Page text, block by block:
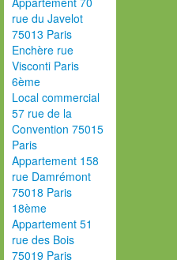
rue du Javelot
75013 Paris
Enchère rue
Visconti Paris
6ème
Local commercial
57 rue de la
Convention 75015
Paris
Appartement 158
rue Damrémont
75018 Paris
18ème
Appartement 51
rue des Bois
75019 Paris